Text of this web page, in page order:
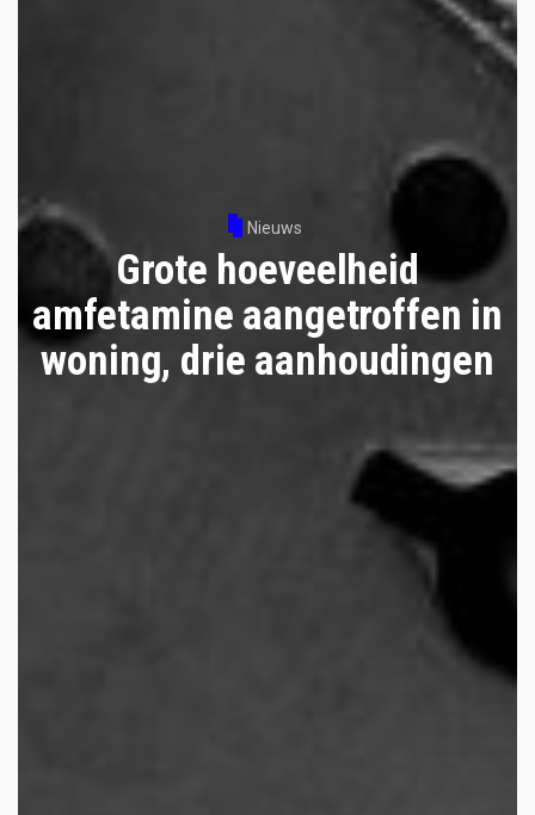
Nieuws
Grote hoeveelheid
amfetamine aangetroffen in
woning, drie aanhoudingen